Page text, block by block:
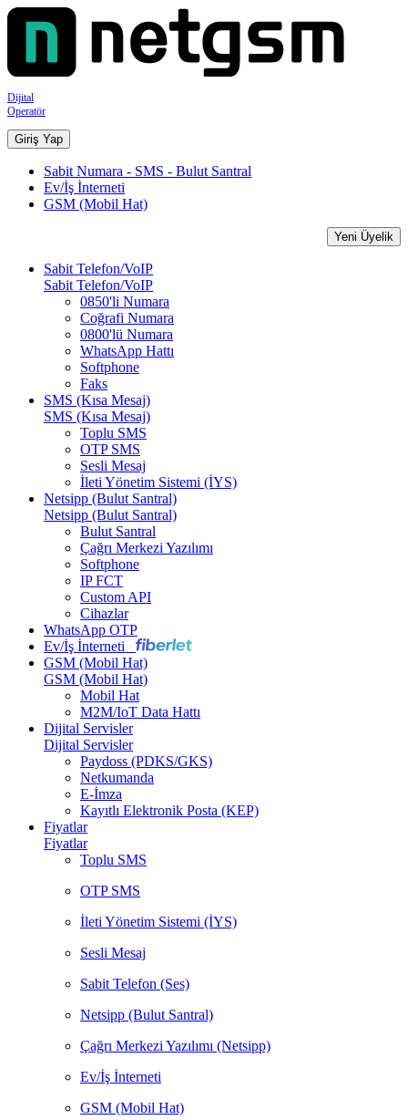
Dijital
Operatör
Giriş Yap
Sabit Numara - SMS - Bulut Santral
Ev/İş İnterneti
GSM (Mobil Hat)
Yeni Üyelik
Sabit Telefon/VoIP
Sabit Telefon/VoIP
0850'li Numara
Coğrafi Numara
0800'lü Numara
WhatsApp Hattı
Softphone
Faks
SMS (Kısa Mesaj)
SMS (Kısa Mesaj)
Toplu SMS
OTP SMS
Sesli Mesaj
İleti Yönetim Sistemi (İYS)
Netsipp (Bulut Santral)
Netsipp (Bulut Santral)
Bulut Santral
Çağrı Merkezi Yazılımı
Softphone
IP FCT
Custom API
Cihazlar
WhatsApp OTP
Ev/İş İnterneti
GSM (Mobil Hat)
GSM (Mobil Hat)
Mobil Hat
M2M/IoT Data Hattı
Dijital Servisler
Dijital Servisler
Paydoss (PDKS/GKS)
Netkumanda
E-İmza
Kayıtlı Elektronik Posta (KEP)
Fiyatlar
Fiyatlar
Toplu SMS
OTP SMS
İleti Yönetim Sistemi (İYS)
Sesli Mesaj
Sabit Telefon (Ses)
Netsipp (Bulut Santral)
Çağrı Merkezi Yazılımı (Netsipp)
Ev/İş İnterneti
GSM (Mobil Hat)